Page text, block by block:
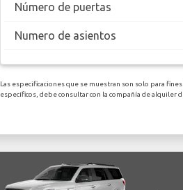
Número de puertas
Numero de asientos
Las especificaciones que se muestran son solo para
específicos, debe consultar con la compañía de